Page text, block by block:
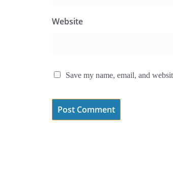
Website
Save my name, email, and